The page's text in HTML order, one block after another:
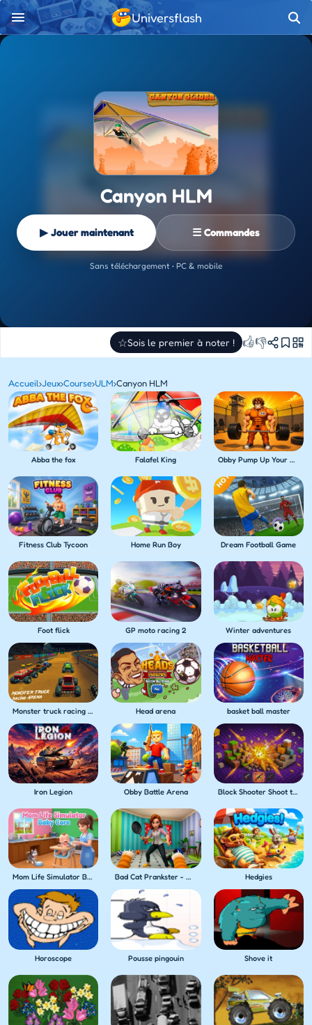
Universflash
Canyon HLM
▶ Jouer maintenant ☰ Commandes
Sans téléchargement • PC & mobile
☆Sois le premier à noter ! 👍👎
Accueil›Jeux›Course›ULM›Canyon HLM
Abba the fox Falafel King Obby Pump Up Your Muscles! 1 per second
Fitness Club Tycoon Home Run Boy Dream Football Game
Foot flick GP moto racing 2 Winter adventures
Monster truck racing arena Head arena basket ball master
Iron Legion Obby Battle Arena Block Shooter Shoot the Blocks!
Mom Life Simulator Baby Care Bad Cat Prankster - Mom's Return Hedgies
Horoscope Pousse pingouin Shove it